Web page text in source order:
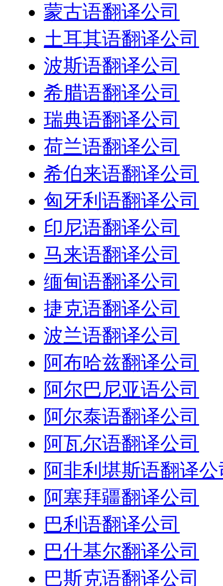
蒙古语翻译公司
土耳其语翻译公司
波斯语翻译公司
希腊语翻译公司
瑞典语翻译公司
荷兰语翻译公司
希伯来语翻译公司
匈牙利语翻译公司
印尼语翻译公司
马来语翻译公司
缅甸语翻译公司
捷克语翻译公司
波兰语翻译公司
阿布哈兹翻译公司
阿尔巴尼亚语公司
阿尔泰语翻译公司
阿瓦尔语翻译公司
阿非利堪斯语翻译公
阿塞拜疆翻译公司
巴利语翻译公司
巴什基尔翻译公司
巴斯克语翻译公司